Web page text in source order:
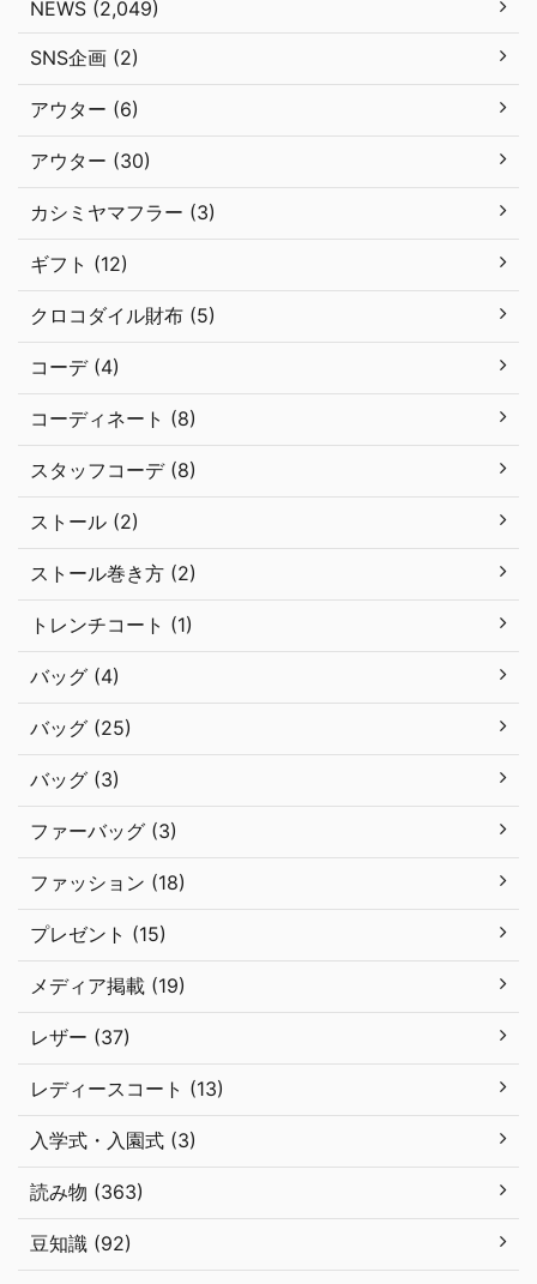
NEWS (2,049)
SNS企画 (2)
アウター (6)
アウター (30)
カシミヤマフラー (3)
ギフト (12)
クロコダイル財布 (5)
コーデ (4)
コーディネート (8)
スタッフコーデ (8)
ストール (2)
ストール巻き方 (2)
トレンチコート (1)
バッグ (4)
バッグ (25)
バッグ (3)
ファーバッグ (3)
ファッション (18)
プレゼント (15)
メディア掲載 (19)
レザー (37)
レディースコート (13)
入学式・入園式 (3)
読み物 (363)
豆知識 (92)